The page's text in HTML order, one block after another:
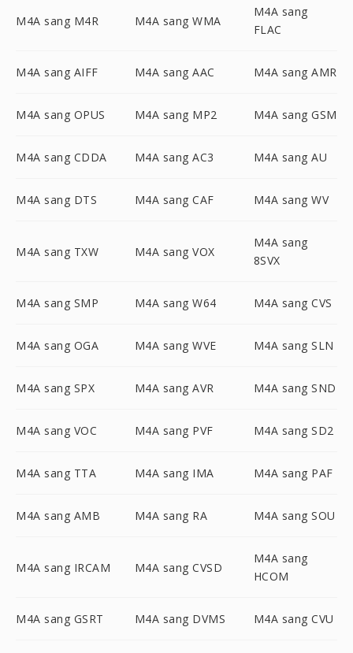
M4A sang M4R M4A sang WMA
M4A sang
FLAC
M4A sang AIFF M4A sang AAC M4A sang AMR
M4A sang OPUS M4A sang MP2 M4A sang GSM
M4A sang CDDA M4A sang AC3 M4A sang AU
M4A sang DTS M4A sang CAF M4A sang WV
M4A sang TXW M4A sang VOX
M4A sang
8SVX
M4A sang SMP M4A sang W64 M4A sang CVS
M4A sang OGA M4A sang WVE M4A sang SLN
M4A sang SPX M4A sang AVR M4A sang SND
M4A sang VOC M4A sang PVF M4A sang SD2
M4A sang TTA M4A sang IMA M4A sang PAF
M4A sang AMB M4A sang RA M4A sang SOU
M4A sang IRCAM M4A sang CVSD
M4A sang
HCOM
M4A sang GSRT M4A sang DVMS M4A sang CVU